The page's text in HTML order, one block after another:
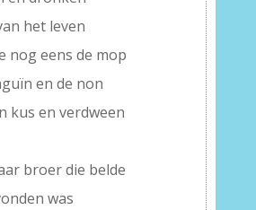
het leven
nog eens de mop
en de non
kus en verdween
broer die belde
was